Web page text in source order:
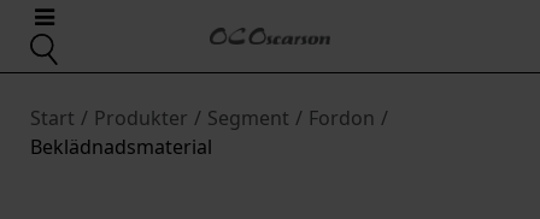
Start / Produkter / Segment / Fordon /
Beklädnadsmaterial